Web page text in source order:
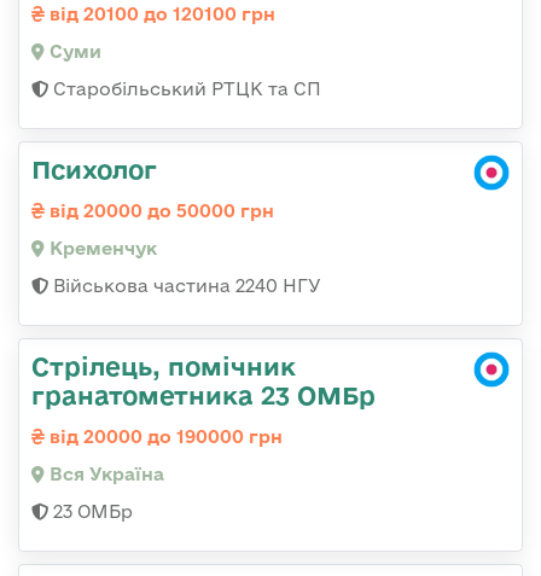
від 20100 до 120100 грн
Суми
Старобільський РТЦК та СП
Психолог
від 20000 до 50000 грн
Кременчук
Військова частина 2240 НГУ
Стрілець, помічник
гранатометника 23 ОМБр
від 20000 до 190000 грн
Вся Україна
23 ОМБр